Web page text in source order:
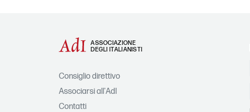
ASSOCIAZIONE
DEGLI ITALIANISTI
Consiglio direttivo
Associarsi all'AdI
Contatti